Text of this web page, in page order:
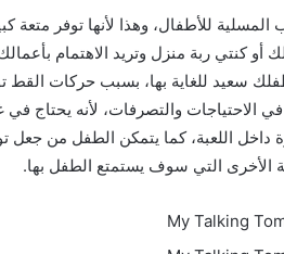
المسلية للأطفال، وهذا لأنها توفر متعة
كنتي ربة منزل وتريد الاهتمام
سعيد للغاية بها، بسبب حركات القط
الاحتياجات والتصرفات، لأنه يحتاج في
داخل اللعبة، كما يتمكن الطفل من جعل
الأخرى التي سوف يستمتع الطفل بها.